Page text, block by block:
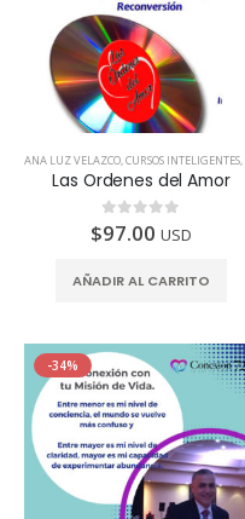
ANA LUZ VELAZCO,CURSOS INTELIGENTES,
Las Ordenes del Amor
0de 5
$97.00 USD
AÑADIR AL CARRITO
-34%